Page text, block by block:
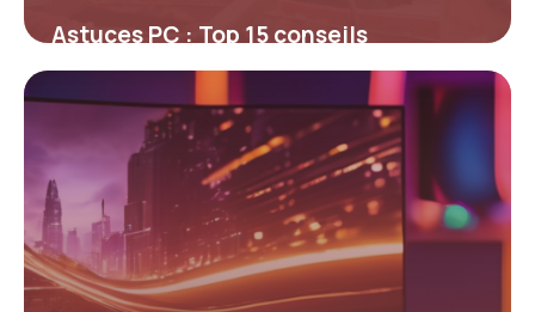
Astuces PC : Top 15 conseils
optimisation
14 mai 2026